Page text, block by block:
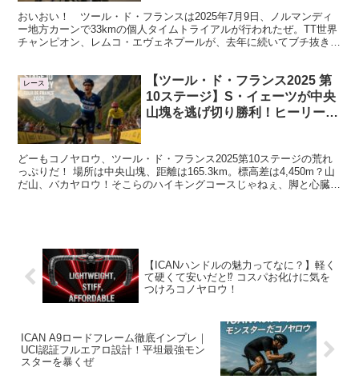
おいおい！ ツール・ド・フランスは2025年7月9日、ノルマンディ
ー地方カーンで33kmの個人タイムトライアルが行われたぜ。TT世界
チャンピオン、レムコ・エヴェネプールが、去年に続いてブチ抜きの
レース
【ツール・ド・フランス2025 第
10ステージ】S・イェーツが中央
山塊を逃げ切り勝利！ヒーリーが
どーもコノヤロウ、ツール・ド・フランス2025第10ステージの荒れ
っぷりだ！ 場所は中央山塊、距離は165.3km。標高差は4,450m？山
だ山、バカヤロウ！そこらのハイキングコースじゃねぇ、脚と心臓ぶ
【ICANハンドルの魅力ってなに？】軽く
て硬くて安いだと⁉ コスパお化けに気を
つけろコノヤロウ！
ICAN A9ロードフレーム徹底インプレ｜
UCI認証フルエアロ設計！平坦最強モン
スターを暴くぜ